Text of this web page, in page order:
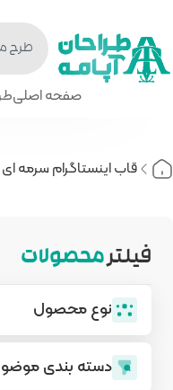
صفحه اصلی
قاب اینستاگرام سرمه ای
فیلترمحصولات
نوع محصول
دسته بندی‌